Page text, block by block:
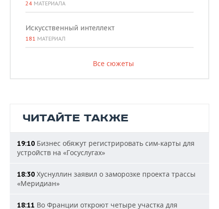
24 МАТЕРИАЛА
Искусственный интеллект
181 МАТЕРИАЛ
Все сюжеты
ЧИТАЙТЕ ТАКЖЕ
19:10 Бизнес обяжут регистрировать сим-карты для
устройств на «Госуслугах»
18:30 Хуснуллин заявил о заморозке проекта трассы
«Меридиан»
18:11 Во Франции откроют четыре участка для